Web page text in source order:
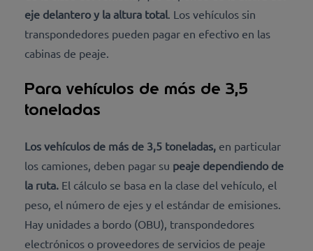
eje delantero y la altura total . Los vehículos sin
transpondedores pueden pagar en efectivo en las
cabinas de peaje.
Para vehículos de más de 3,5
toneladas
Los vehículos de más de 3,5 toneladas, en particular
los camiones, deben pagar su peaje dependiendo de
la ruta. El cálculo se basa en la clase del vehículo, el
peso, el número de ejes y el estándar de emisiones.
Hay unidades a bordo (OBU), transpondedores
electrónicos o proveedores de servicios de peaje